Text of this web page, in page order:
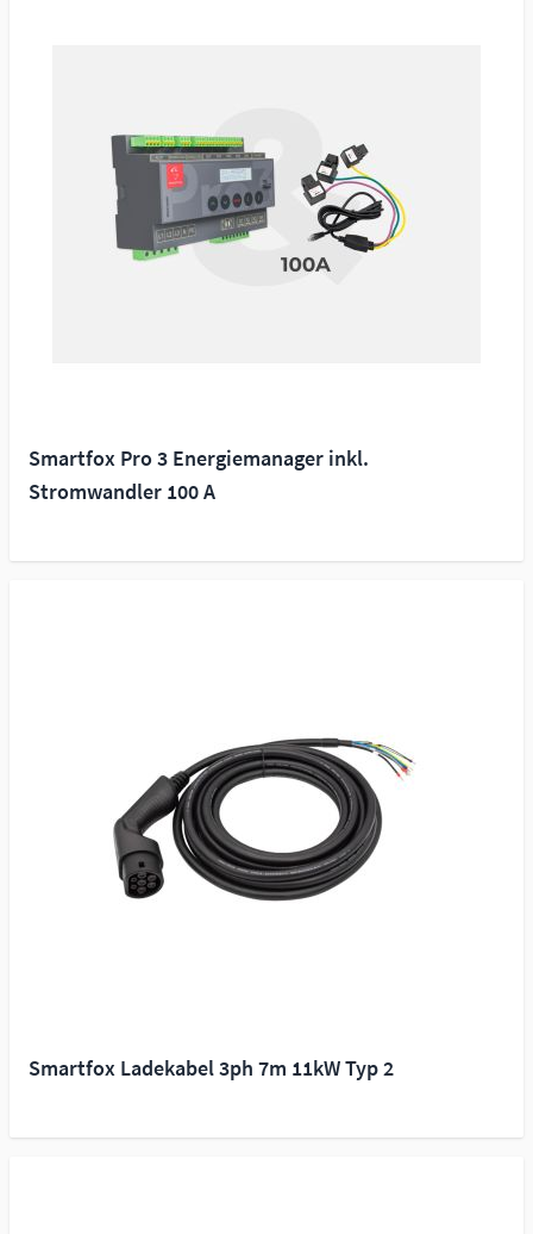
Smartfox Pro 3 Energiemanager inkl.
Stromwandler 100 A
Smartfox Ladekabel 3ph 7m 11kW Typ 2